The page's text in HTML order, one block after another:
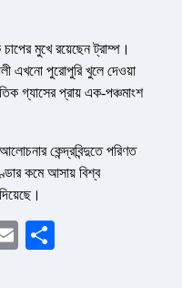
মুখে রয়েছেন ট্রাম্প।
এখনো পুরোপুরি খুলে দেওয়া
গ্যাসের প্রায় এক-পঞ্চমাংশ
কেন্দ্রবিন্দুতে পরিণত
কমে আসায় বিশ্ব
Email